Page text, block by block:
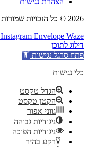
2026 © כל הזכויות שמורות לדלית מאייר
Instagram Envelope Waze
דילוג לתוכן
פתח סרגל נגישות
כלי נגישות
הגדל טקסט
הקטן טקסט
גווני אפור
ניגודיות גבוהה
ניגודיות הפוכה
רקע בהיר